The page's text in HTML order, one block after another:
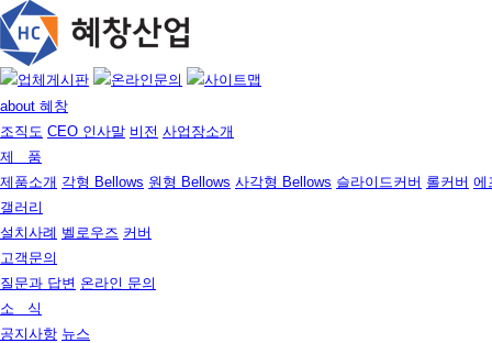
about 혜창
조직도 CEO 인사말 비전 사업장소개
제 품
제품소개 각형 Bellows 원형 Bellows 사각형 Bellows 슬라이드커버 롤커버 에
갤러리
설치사례 벨로우즈 커버
고객문의
질문과 답변 온라인 문의
소 식
공지사항 뉴스